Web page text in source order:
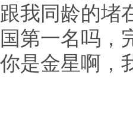
跟我同龄的堵
国第一名吗，
你是金星啊，